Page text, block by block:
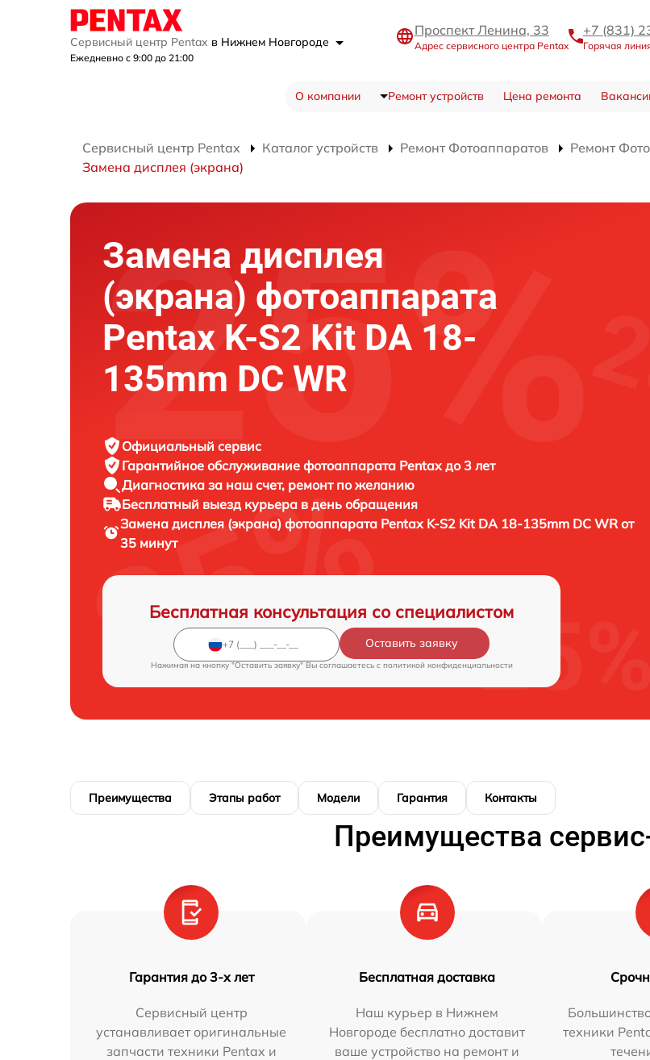
Сервисный центр Pentax в Нижнем Новгороде
Ежедневно с 9:00 до 21:00
Проспект Ленина, 33
Адрес сервисного центра Pentax
+7 (831)
Горячая
О компании Ремонт устройств Цена ремонта
Сервисный центр Pentax Каталог устройств Ремонт Фотоаппаратов
Ремонт
Замена дисплея (экрана)
Замена дисплея
(экрана) фотоаппарата
Pentax K-S2 Kit DA 18-
135mm DC WR
Официальный сервис
Гарантийное обслуживание фотоаппарата Pentax до 3 лет
Диагностика за наш счет, ремонт по желанию
Бесплатный выезд курьера в день обращения
Замена дисплея (экрана) фотоаппарата Pentax K-S2 Kit DA 18-135mm DC WR от
35 минут
Бесплатная консультация со специалистом
Оставить заявку
Нажимая на кнопку "Оставить заявку" Вы соглашаетесь c политикой конфиденциальности
Преимущества Этапы работ Модели Гарантия Контакты
Преимущества
Гарантия до 3-х лет
Сервисный центр
устанавливает оригинальные
запчасти техники Pentax и
Бесплатная доставка
Наш курьер в Нижнем
Новгороде бесплатно доставит
ваше устройство на ремонт и
техники